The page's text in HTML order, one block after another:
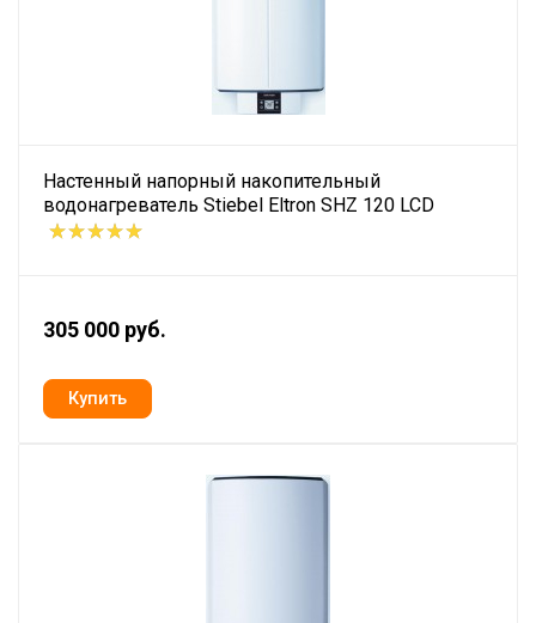
Настенный напорный накопительный
водонагреватель Stiebel Eltron SHZ 120 LCD
305 000 руб.